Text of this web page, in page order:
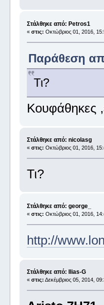
Στάλθηκε από: Petros1
« στις: Οκτώβριος 01, 2016,
Παράθεση
Τι?
Κουφάθηκες
Στάλθηκε από: nicolasg
« στις: Οκτώβριος 01, 2016,
Τι?
Στάλθηκε από: george_
« στις: Οκτώβριος 01, 2016,
http://
Στάλθηκε από: Ilias-G
« στις: Δεκέμβριος 05, 2014,